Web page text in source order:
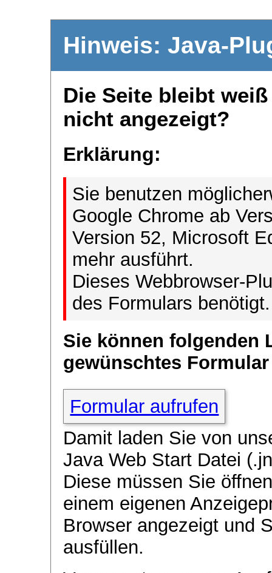
Hinweis: Java-
Die Seite bleibt
nicht angezeigt?
Erklärung:
Sie benutzen
Google Chrome ab
Version 52, Microsoft
mehr ausführt.
Dieses Webbrowser-
des Formulars benötigt.
Sie können folgenden
gewünschtes
Formular aufrufen
Damit laden Sie von
Java Web Start Datei
Diese müssen Sie
einem eigenen
Browser angezeigt und
ausfüllen.